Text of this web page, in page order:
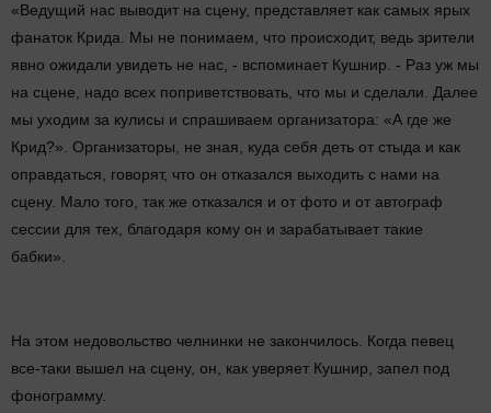
«Ведущий нас выводит на сцену, представляет как самых ярых
фанаток Крида. Мы не понимаем, что происходит, ведь зрители
явно ожидали увидеть не нас, - вспоминает Кушнир. - Раз уж мы
на сцене, надо всех поприветствовать, что мы и сделали. Далее
мы уходим за кулисы и спрашиваем организатора: «А где же
Крид?». Организаторы, не зная, куда себя деть от стыда и как
оправдаться, говорят, что он отказался выходить с нами на
сцену. Мало того, так же отказался и от фото и от автограф
сессии для тех, благодаря кому он и зарабатывает такие
бабки».
На этом недовольство челнинки не закончилось. Когда певец
все-таки вышел на сцену, он, как уверяет Кушнир, запел под
фонограмму.